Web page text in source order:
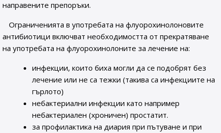
направените препоръки.
Ограниченията в употребата на флуорохинолоновите
антибиотици включват необходимостта от прекратяване
на употребата на флуорохинолоните за лечение на:
инфекции, които биха могли да се подобрят без
лечение или не са тежки (такива са инфекциите на
гърлото)
небактериални инфекции като например
небактериален (хроничен) простатит.
за профилактика на диария при пътуване и при